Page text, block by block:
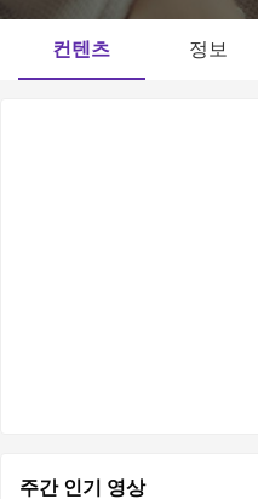
컨텐츠 정보
주간 인기 영상